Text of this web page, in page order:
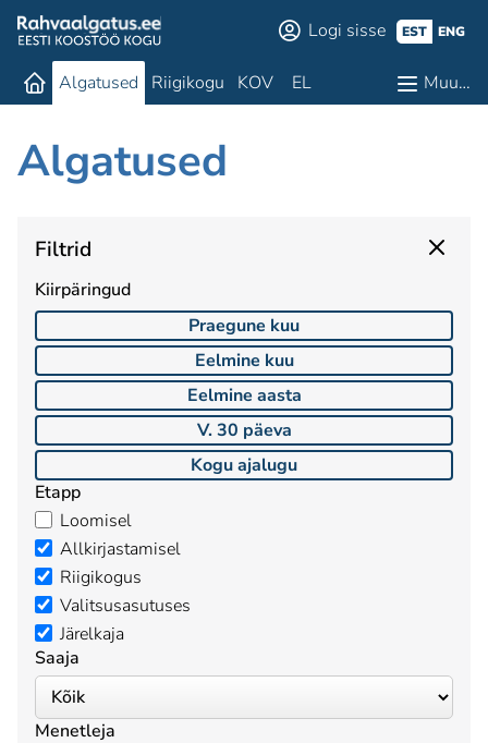
Logi sisse EST ENG
Algatused Riigikogu KOV EL Muu…
Algatused
Filtrid
Kiirpäringud
Praegune kuu
Eelmine kuu
Eelmine aasta
V. 30 päeva
Kogu ajalugu
Etapp
Loomisel
Allkirjastamisel
Riigikogus
Valitsusasutuses
Järelkaja
Saaja
Menetleja